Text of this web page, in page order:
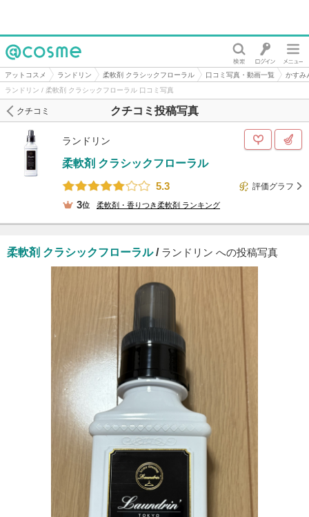
@cosme
アットコスメ ランドリン 柔軟剤 クラシックフローラル 口コミ写真・動画一覧
かすみ
ランドリン / 柔軟剤 クラシックフローラル 口コミ写真
クチコミ投稿写真
クチコミ
ランドリン
柔軟剤 クラシックフローラル
5.3
評価グラフ
3位 柔軟剤・香りつき柔軟剤 ランキング
柔軟剤 クラシックフローラル/ ランドリン への投稿写真